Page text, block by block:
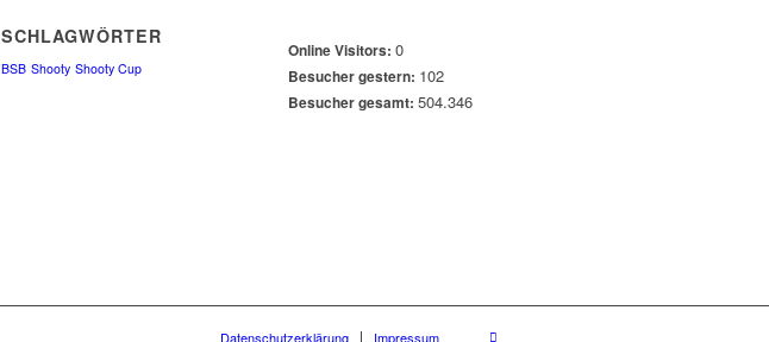
SCHLAGWÖRTER
BSB Shooty Shooty Cup
Online Visitors:0
Besucher gestern: 102
Besucher gesamt:504.346
Datenschutzerklärung Impressum